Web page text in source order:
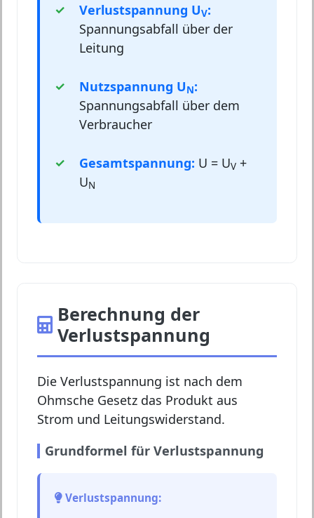
Verlustspannung UV:
Spannungsabfall über der
Leitung
Nutzspannung UN:
Spannungsabfall über dem
Verbraucher
Gesamtspannung: U = UV +
UN
Berechnung der
Verlustspannung
Die Verlustspannung ist nach dem
Ohmsche Gesetz das Produkt aus
Strom und Leitungswiderstand.
Grundformel für Verlustspannung
Verlustspannung: